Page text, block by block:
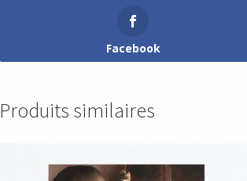
Facebook
Produits similaires